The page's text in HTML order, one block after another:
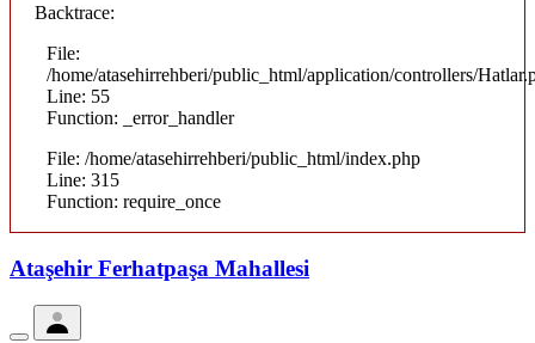
Backtrace:
File:
/home/atasehirrehberi/public_html/application/controllers/
Line: 55
Function: _error_handler
File: /home/atasehirrehberi/public_html/index.php
Line: 315
Function: require_once
Ataşehir Ferhatpaşa Mahallesi